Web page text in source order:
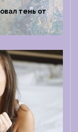
тень от